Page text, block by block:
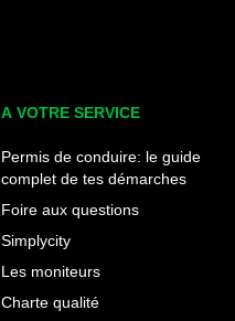
A VOTRE SERVICE
Permis de conduire: le guide
complet de tes démarches
Foire aux questions
Simplycity
Les moniteurs
Charte qualité